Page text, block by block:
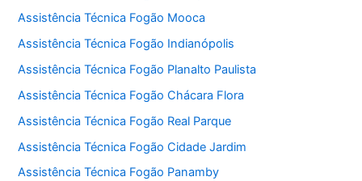
Assistência Técnica Fogão Mooca
Assistência Técnica Fogão Indianópolis
Assistência Técnica Fogão Planalto Paulista
Assistência Técnica Fogão Chácara Flora
Assistência Técnica Fogão Real Parque
Assistência Técnica Fogão Cidade Jardim
Assistência Técnica Fogão Panamby